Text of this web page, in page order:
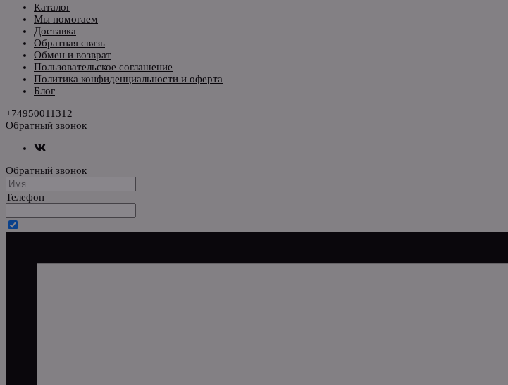
Каталог
Мы помогаем
Доставка
Обратная связь
Обмен и возврат
Пользовательское соглашение
Политика конфиденциальности и оферта
Блог
+74950011312
Обратный звонок
Обратный звонок
Телефон